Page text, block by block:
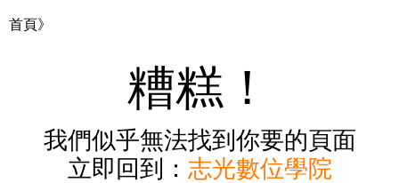
首頁》
糟糕！
我們似乎無法找到你要的頁面
立即回到： 志光數位學院